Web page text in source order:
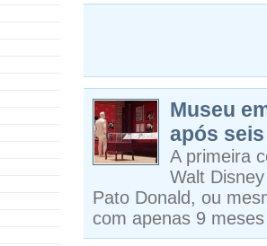
Museu
após
A primeira
Walt
Pato Donald, ou
com apenas 9